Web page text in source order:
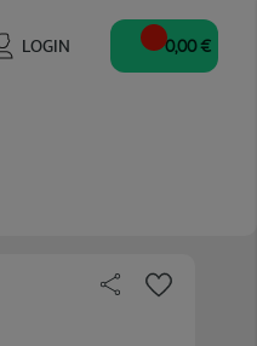
LOGIN 0,00 €